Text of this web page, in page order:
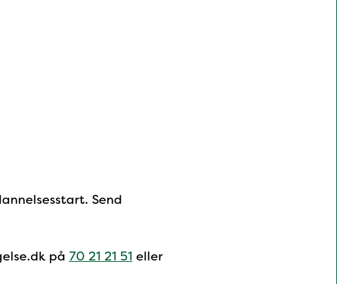
Send
på 70 21 21 51 eller